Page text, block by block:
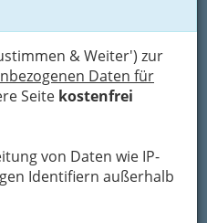
& Weiter') zur
Daten für
Seite kostenfrei
von Daten wie IP-
Identifiern außerhalb
mit